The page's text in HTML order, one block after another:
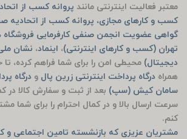
معتبر فعالیت اینترنتی مانند پروانه کسب از
کسب و کارهای مجازی، پروانه کسب از اتحادیه
گواهی عضویت انجمن صنفی کارفرمایی فروشگاه
تهران (کسب و کارهای اینترنتی)، اینماد، نشان
دیجیتال) محیطی امن را برای شما فراهم کرده،
همراه درگاه پرداخت اینترنتی زرین پال و درگاه
سامان کیش (سپ) بعد از ثبت و سفارش کالا در
سرعت ارسال بالا و در کمال احترام را برای شما
کنم.
مشتریان عزیزی که بازنشسته تامین اجتماعی و